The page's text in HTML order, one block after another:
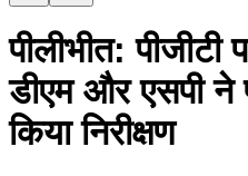
पीलीभीत: पीजीटी
डीएम और एसपी ने
किया निरीक्षण